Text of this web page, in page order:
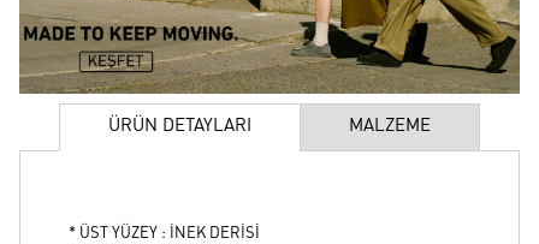
ÜRÜN DETAYLARI MALZEME
* ÜST YÜZEY : İNEK DERİSİ